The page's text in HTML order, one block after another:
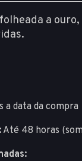
a
a data da compra
Até 48 horas